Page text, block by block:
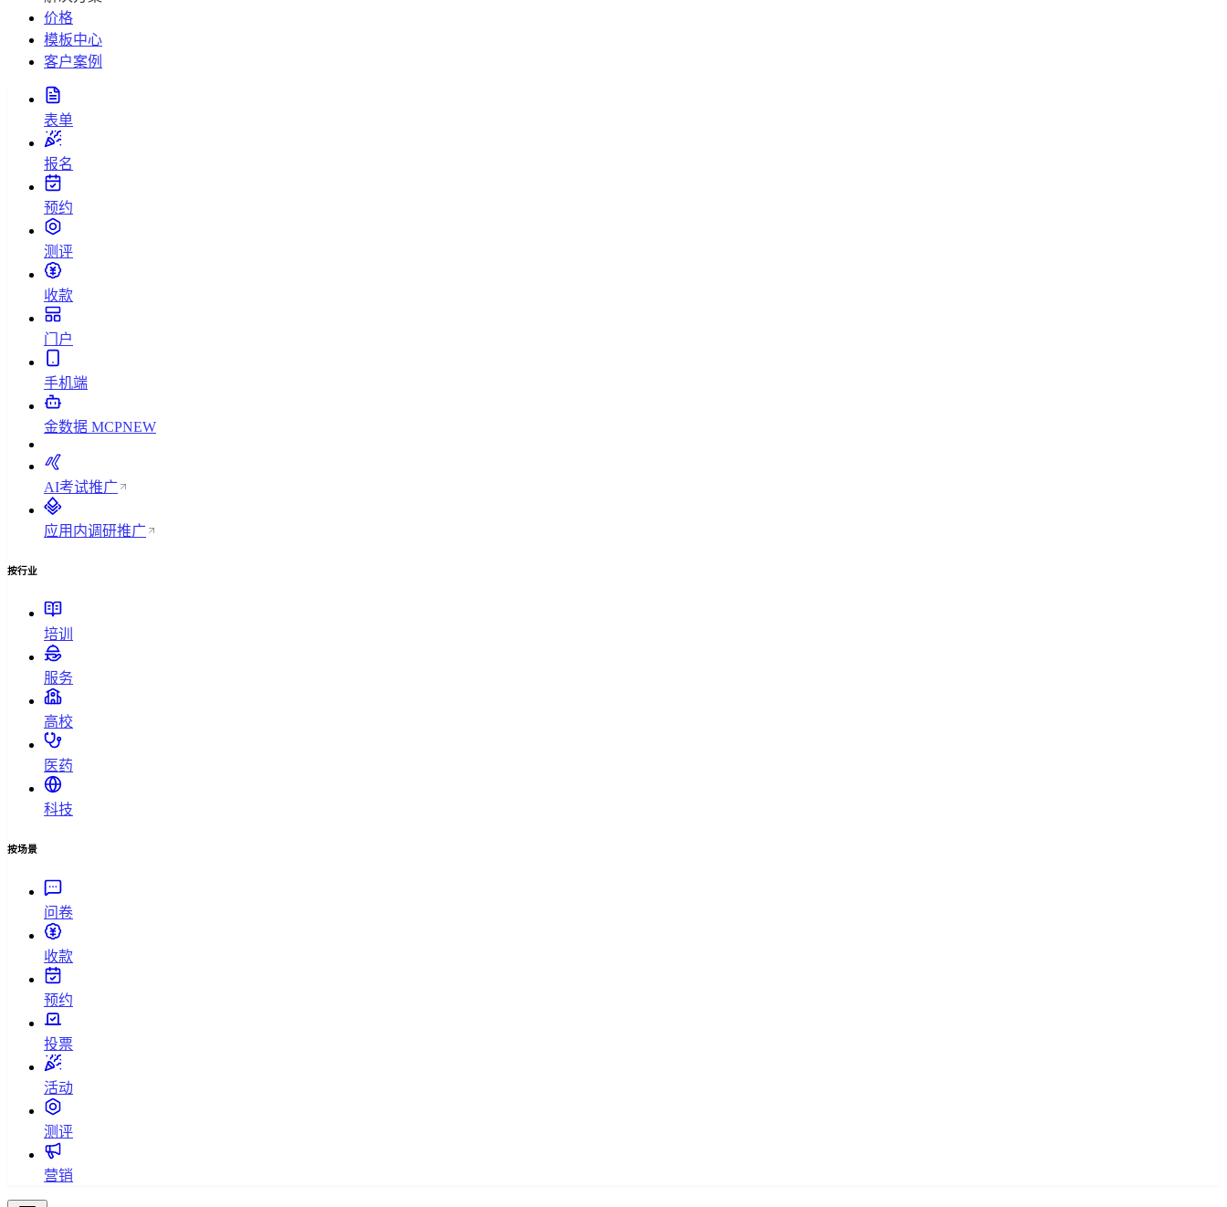
价格
模板中心
客户案例
表单
报名
预约
测评
收款
门户
手机端
金数据 MCPNEW
AI考试推广
应用内调研推广
按行业
培训
服务
高校
医药
科技
按场景
问卷
收款
预约
投票
活动
测评
营销